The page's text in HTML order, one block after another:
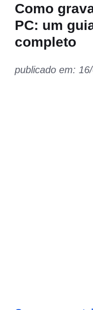
Como
PC: um
completo
publicado em: